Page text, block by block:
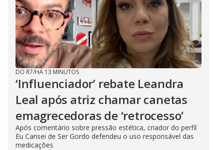
DO R7/HÁ 13 MINUTOS
‘Influenciador’ rebate Leandra
Leal após atriz chamar canetas
emagrecedoras de ‘retrocesso’
Após comentário sobre pressão estética, criador do perfil
Eu Cansei de Ser Gordo defendeu o uso responsável das
medicações